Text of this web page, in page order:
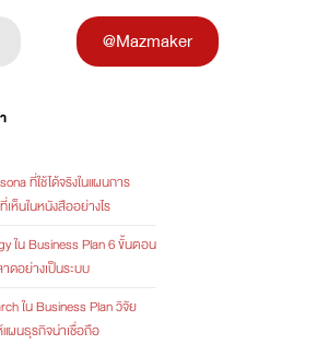
@Mazmaker
ที่ใช้ได้จริงในแผนการ
ห็นในหนังสืออย่างไร
ใน Business Plan 6 ขั้นตอน
ดอย่างเป็นระบบ
ใน Business Plan วิจัย
ผนธุรกิจน่าเชื่อถือ